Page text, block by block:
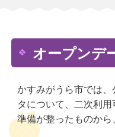
オープンデ
かすみがうら市では
タについて、二次利
準備が整ったものから